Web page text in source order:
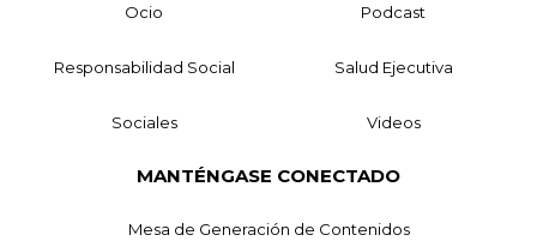
Ocio Podcast
Responsabilidad Social Salud Ejecutiva
Sociales Videos
MANTÉNGASE CONECTADO
Mesa de Generación de Contenidos